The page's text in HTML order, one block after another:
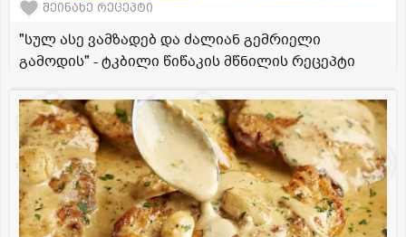
შეინახე რეცეპტი
"სულ ასე ვამზადებ და ძალიან გემრიელი
გამოდის" - ტკბილი წიწაკის მწნილის რეცეპტი